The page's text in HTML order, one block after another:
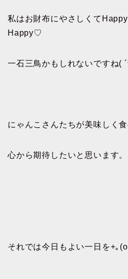
私はお財布にやさしくて
Happy♡
一石三鳥かもしれないですね(
にゃんこさんたちが美味しく
心から期待したいと思います。
それでは今日もよい一日を+｡